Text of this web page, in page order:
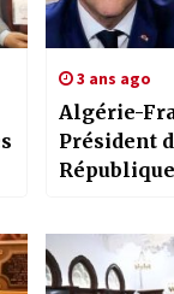
3 ans ago
Algérie-
Président
son